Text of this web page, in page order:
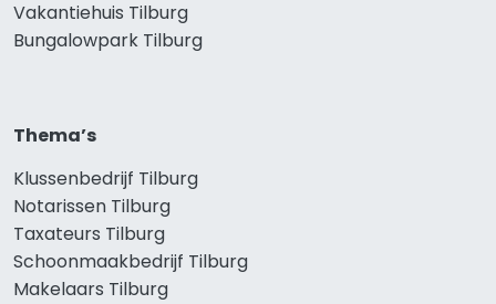
Vakantiehuis Tilburg
Bungalowpark Tilburg
Thema’s
Klussenbedrijf Tilburg
Notarissen Tilburg
Taxateurs Tilburg
Schoonmaakbedrijf Tilburg
Makelaars Tilburg